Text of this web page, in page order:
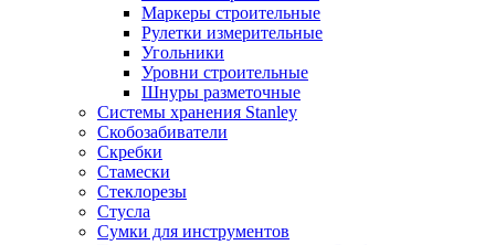
Маркеры строительные
Рулетки измерительные
Угольники
Уровни строительные
Шнуры разметочные
Системы хранения Stanley
Скобозабиватели
Скребки
Стамески
Стеклорезы
Стусла
Сумки для инструментов